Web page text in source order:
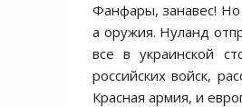
Фанфары, занавес! Но
а оружия. Нуланд
все в украинской
российских войск,
Красная армия, и